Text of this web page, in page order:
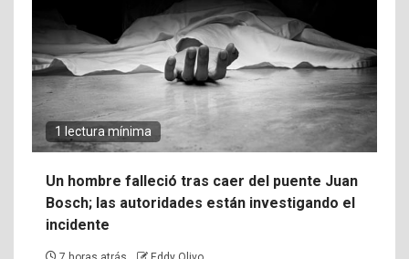
1 lectura mínima
Un hombre falleció tras caer del puente Juan
Bosch; las autoridades están investigando el
incidente